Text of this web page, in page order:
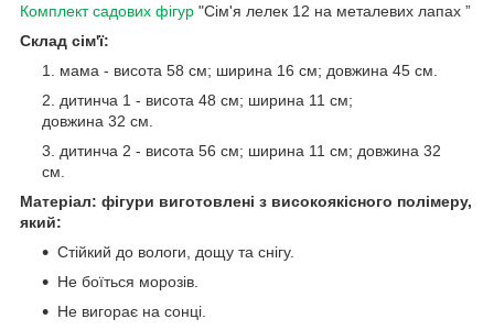
Комплект садових фігур "Сім'я лелек 12 на металевих лапах ”
Склад сім'ї:
мама - висота 58 см; ширина 16 см; довжина 45 см.
дитинча 1 - висота 48 см; ширина 11 см;
довжина 32 см.
дитинча 2 - висота 56 см; ширина 11 см; довжина 32
см.
Матеріал: фігури виготовлені з високоякісного полімеру,
який:
Стійкий до вологи, дощу та снігу.
Не боїться морозів.
Не вигорає на сонці.